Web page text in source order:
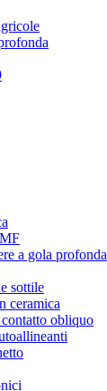
a gola profonda
sottile
ceramica
obliquo